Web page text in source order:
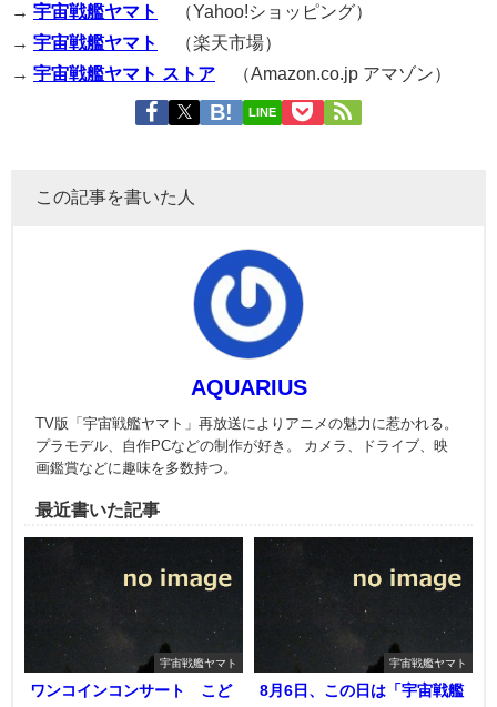
→ 宇宙戦艦ヤマト
（Yahoo!ショッピング）
→ 宇宙戦艦ヤマト
（楽天市場）
→ 宇宙戦艦ヤマト ストア （Amazon.co.jp アマゾン）
LINE
この記事を書いた人
AQUARIUS
TV版「宇宙戦艦ヤマト」再放送によりアニメの魅力に惹かれる。
プラモデル、自作PCなどの制作が好き。 カメラ、ドライブ、映
画鑑賞などに趣味を多数持つ。
最近書いた記事
宇宙戦艦ヤマト
ワンコインコンサート こど
宇宙戦艦ヤマト
8月6日、この日は「宇宙戦艦